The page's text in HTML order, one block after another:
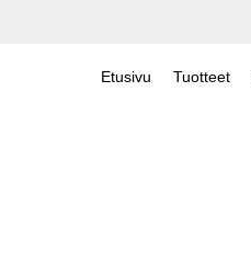
Etusivu Tuotteet